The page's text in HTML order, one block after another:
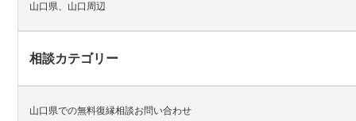
山口県、山口周辺
相談カテゴリー
山口県での無料復縁相談お問い合わせ